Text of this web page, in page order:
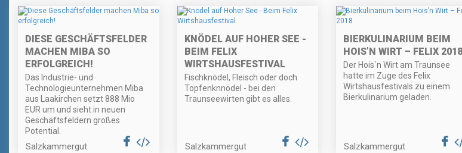
DIESE GESCHÄFTSFELDER
MACHEN MIBA SO
ERFOLGREICH!
Das Industrie- und
Technologieunternehmen Miba
aus Laakirchen setzt 888 Mio
EUR um und sieht in neuen
Geschäftsfeldern großes
Potential.
Salzkammergut
KNÖDEL AUF HOHER SEE -
BEIM FELIX
WIRTSHAUSFESTIVAL
Fischknödel, Fleisch oder doch
Topfenknnödel - bei den
Traunseewirten gibt es alles.
Salzkammergut
BIERKULINARIUM BEIM
HOIS’N WIRT – FELIX 2018
Der Hois`n Wirt am Traunsee
hatte im Zuge des Felix
Wirtshausfestivals zu einem
Bierkulinarium geladen.
Salzkammergut